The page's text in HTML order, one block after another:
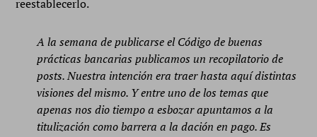
reestablecerlo.
A la semana de publicarse el Código de buenas
prácticas bancarias publicamos un recopilatorio de
posts. Nuestra intenciónera traer hasta aquí distintas
visiones del mismo. Y entre uno de los temas que
apenas nos dio tiempo a esbozarapuntamos a la
titulización como barrera a la dación en pago. Es